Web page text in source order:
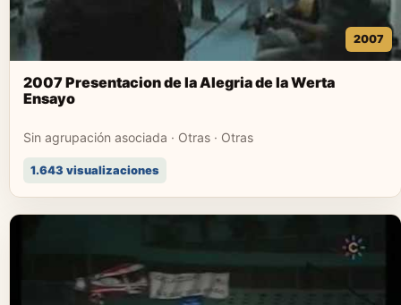
2007
2007 Presentacion de la Alegria de la Werta
Ensayo
Sin agrupación asociada · Otras · Otras
1.643 visualizaciones